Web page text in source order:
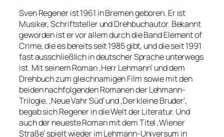
Sven Regener ist 1961 in Bremen geboren. Er ist
Musiker, Schriftsteller und Drehbuchautor. Bekannt
geworden ist er vor allem durch die Band Element of
Crime, die es bereits seit 1985 gibt, und die seit 1991
fast ausschließlich in deutscher Sprache unterwegs
ist. Mit seinem Roman ‚Herr Lehmann‘ und dem
Drehbuch zum gleichnamigen Film sowie mit den
beiden nachfolgenden Romanen der Lehmann-
Trilogie, ‚Neue Vahr Süd‘ und ‚Der kleine Bruder‘,
begab sich Regener in die Welt der Literatur. Und
auch der neueste Roman mit dem Titel ‚Wiener
Straße‘ spielt wieder im Lehmann-Universum in